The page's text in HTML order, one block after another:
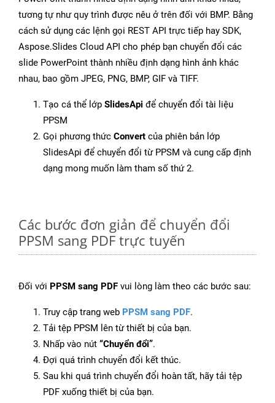
tương tự như quy trình được nêu ở trên đối với BMP. Bằng
cách sử dụng các lệnh gọi REST API trực tiếp hay SDK,
Aspose.Slides Cloud API cho phép bạn chuyển đổi các
slide PowerPoint thành nhiều định dạng hình ảnh khác
nhau, bao gồm JPEG, PNG, BMP, GIF và TIFF.
Tạo cá thể lớp SlidesApi để chuyển đổi tài liệu
PPSM
Gọi phương thức Convert của phiên bản lớp
SlidesApi để chuyển đổi từ PPSM và cung cấp định
dạng mong muốn làm tham số thứ 2.
Các bước đơn giản để chuyển đổi
PPSM sang PDF trực tuyến
Đối với PPSM sang PDF vui lòng làm theo các bước sau:
Truy cập trang web PPSM sang PDF.
Tải tệp PPSM lên từ thiết bị của bạn.
Nhấp vào nút “Chuyển đổi”.
Đợi quá trình chuyển đổi kết thúc.
Sau khi quá trình chuyển đổi hoàn tất, hãy tải tệp
PDF xuống thiết bị của bạn.